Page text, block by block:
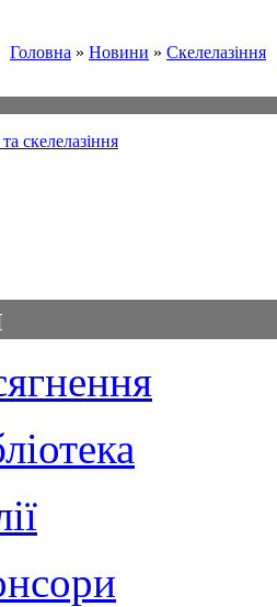
Головна » Новини » Скелелазіння
скелелазіння